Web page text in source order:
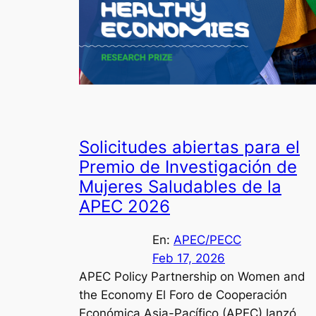
Solicitudes abiertas para el
Premio de Investigación de
Mujeres Saludables de la
APEC 2026
En: APEC/PECC
Feb 17, 2026
APEC Policy Partnership on Women and
the Economy El Foro de Cooperación